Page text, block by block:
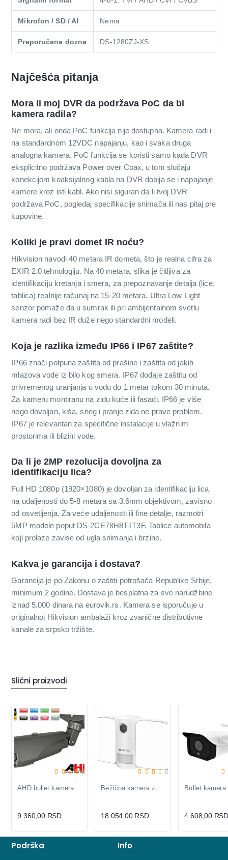
Mikrofon / SD / AI Nema
Preporučena dozna DS-1280ZJ-XS
Najčešća pitanja
Mora li moj DVR da podržava PoC da bi
kamera radila?
Ne mora, ali onda PoC funkcija nije dostupna. Kamera radi i
na standardnom 12VDC napajanju, kao i svaka druga
analogna kamera. PoC funkcija se koristi samo kada DVR
eksplicitno podržava Power over Coax, u tom slučaju
konekcijom koaksijalnog kabla na DVR dobija se i napajanje
kamere kroz isti kabl. Ako nisi siguran da li tvoj DVR
podržava PoC, pogledaj specifikacije snimača ili nas pitaj pre
kupovine.
Koliki je pravi domet IR noću?
Hikvision navodi 40 metara IR dometa, što je realna cifra za
EXIR 2.0 tehnologiju. Na 40 metara, slika je čitljiva za
identifikaciju kretanja i smera, za prepoznavanje detalja (lice,
tablica) realnije računaj na 15-20 metara. Ultra Low Light
senzor pomaže da u sumrak ili pri ambijentalnom svetlu
kamera radi bez IR duže nego standardni modeli.
Koja je razlika između IP66 i IP67 zaštite?
IP66 znači potpuna zaštita od prašine i zaštita od jakih
mlazova vode iz bilo kog smera. IP67 dodaje zaštitu od
privremenog uranjanja u vodu do 1 metar tokom 30 minuta.
Za kameru montiranu na zidu kuće ili fasadi, IP66 je više
nego dovoljan, kiša, sneg i pranje zida ne prave problem.
IP67 je relevantan za specifične instalacije u vlažnim
prostorima ili blizini vode.
Da li je 2MP rezolucija dovoljna za
identifikaciju lica?
Full HD 1080p (1920×1080) je dovoljan za identifikaciju lica
na udaljenosti do 5-8 metara sa 3.6mm objektivom, zavisno
od osvetljenja. Za veće udaljenosti ili fine detalje, razmotri
5MP modele poput DS-2CE78H8T-IT3F. Tablice automobila
koji prolaze zavise od ugla snimanja i brzine.
Kakva je garancija i dostava?
Garancija je po Zakonu o zaštiti potrošača Republike Srbije,
minimum 2 godine. Dostava je besplatna za sve narudžbine
iznad 5.000 dinara na eurovik.rs. Kamera se isporučuje u
originalnoj Hikvision ambalaži kroz zvanične distributivne
kanale za srpsko tržište.
Slični proizvodi
AHD bullet kamera WAHD20ST-WT40 2MP sa varifokalom 2.8-12mm
9.360,00 RSD
Bežična kamera za spoljnu upotrebu Sentri Sensbi
18.054,00 RSD 4.608,00 RSD
Podrška Info